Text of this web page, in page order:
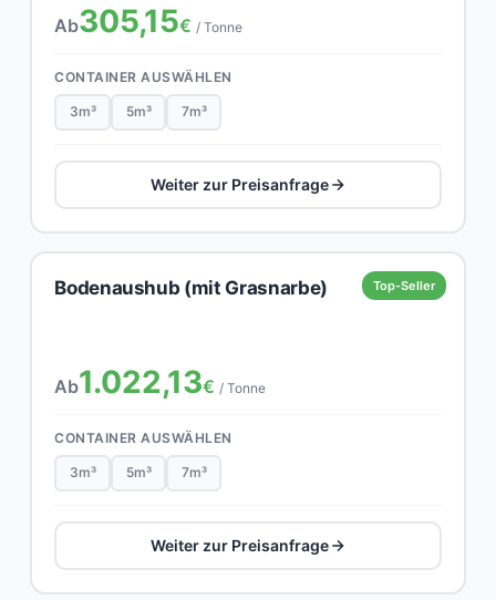
Ab305,15€ / Tonne
CONTAINER AUSWÄHLEN
3m³ 5m³ 7m³
Weiter zur Preisanfrage
Top-Seller
Bodenaushub (mit Grasnarbe)
Ab1.022,13€ / Tonne
CONTAINER AUSWÄHLEN
3m³ 5m³ 7m³
Weiter zur Preisanfrage